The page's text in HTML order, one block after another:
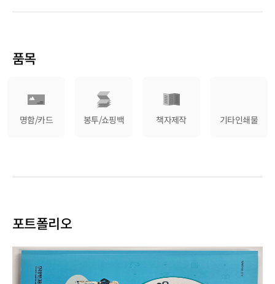
품목
명함/카드 봉투/쇼핑백 책자제작 기타인쇄물
포트폴리오